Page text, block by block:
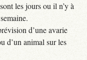
les jours ou il n’y à
d’une avarie
d’un animal sur les